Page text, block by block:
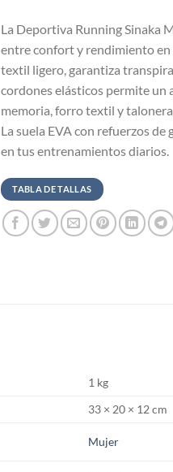
La Deportiva Running Sinaka
entre confort y rendimiento en
textil ligero, garantiza
cordones elásticos permite
memoria, forro textil y
La suela EVA con refuerzos
en tus entrenamientos diarios.
TABLA DE TALLAS
1 kg
33 × 20 × 12 cm
Mujer